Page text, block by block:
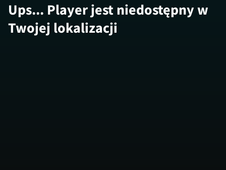
Ups... Player jest niedostępny w
Twojej lokalizacji